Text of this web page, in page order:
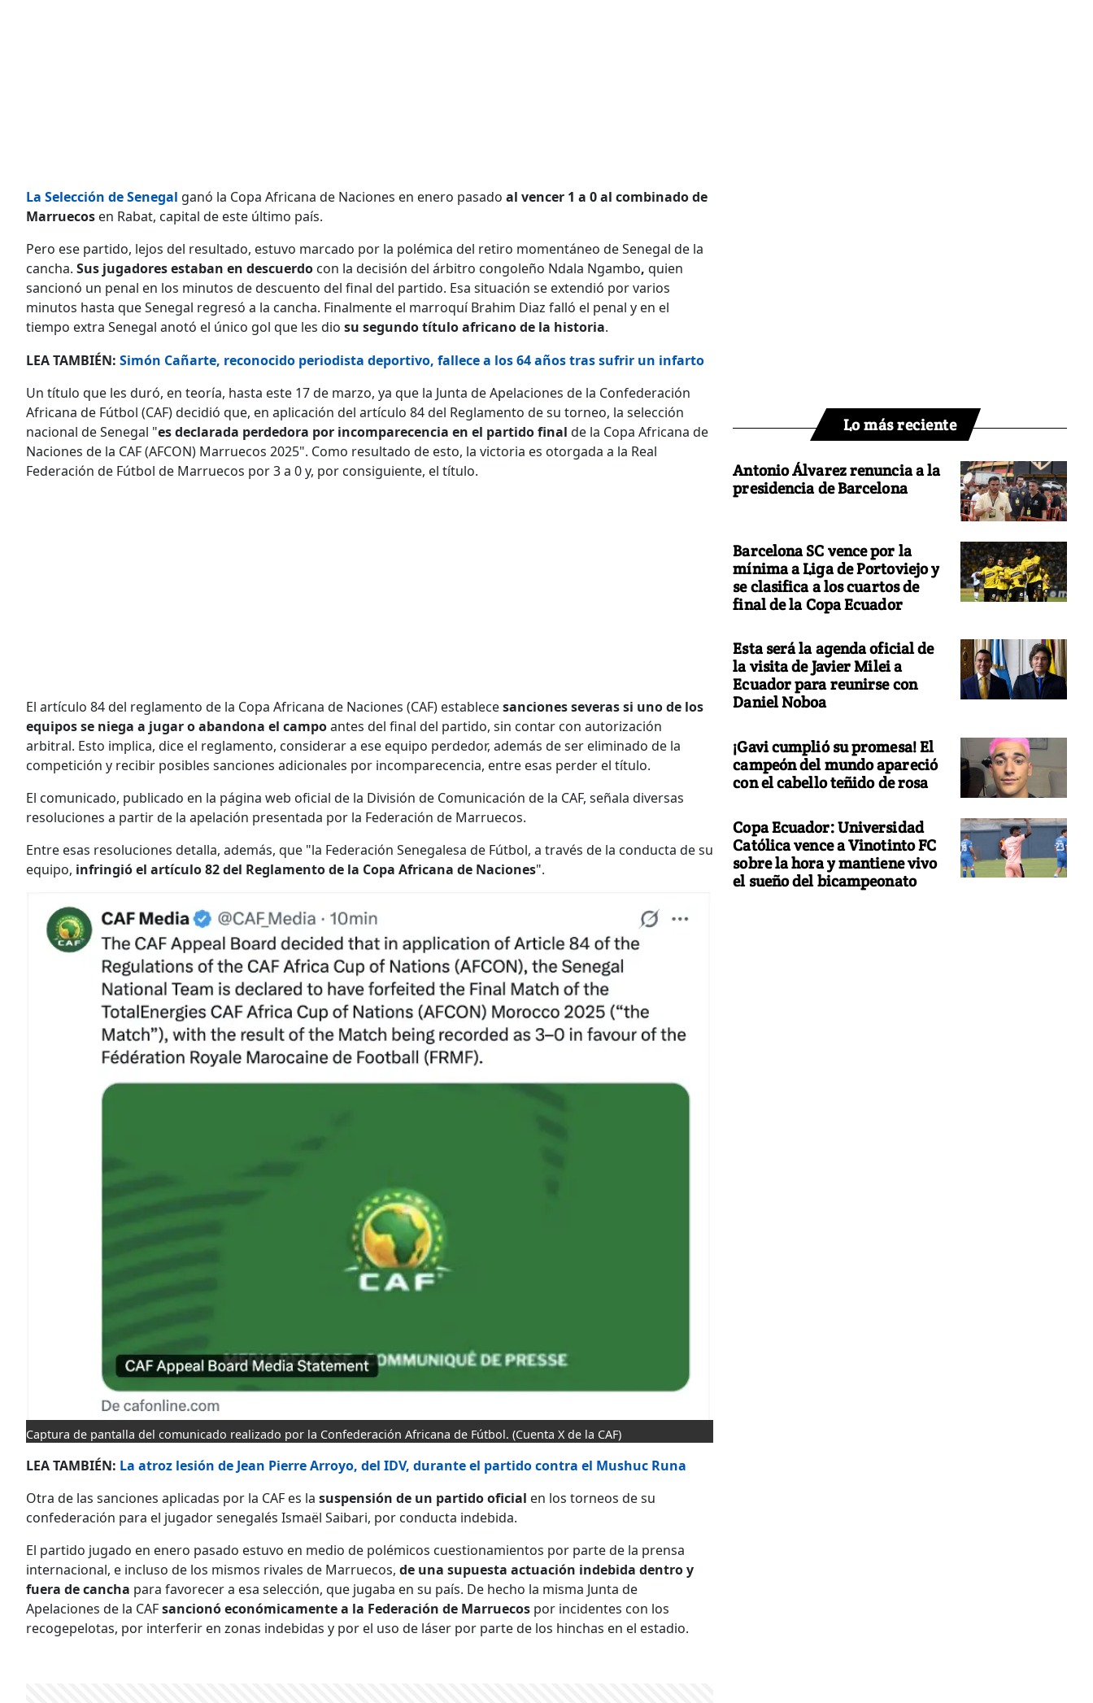
La Selección de Senegal ganó la Copa Africana de Naciones en enero pasado al vencer 1 a 0 al combinado de
Marruecos en Rabat, capital de este último país.
Pero ese partido, lejos del resultado, estuvo marcado por la polémica del retiro momentáneo de Senegal de la
cancha. Sus jugadores estaban en descuerdo con la decisión del árbitro congoleño Ndala Ngambo, quien
sancionó un penal en los minutos de descuento del final del partido. Esa situación se extendió por varios
minutos hasta que Senegal regresó a la cancha. Finalmente el marroquí Brahim Diaz falló el penal y en el
tiempo extra Senegal anotó el único gol que les dio su segundo título africano de la historia.
LEA TAMBIÉN: Simón Cañarte, reconocido periodista deportivo, fallece a los 64 años tras sufrir un infarto
Un título que les duró, en teoría, hasta este 17 de marzo, ya que la Junta de Apelaciones de la Confederación
Africana de Fútbol (CAF) decidió que, en aplicación del artículo 84 del Reglamento de su torneo, la selección
nacional de Senegal "es declarada perdedora por incomparecencia en el partido final de la Copa Africana de
Naciones de la CAF (AFCON) Marruecos 2025". Como resultado de esto, la victoria es otorgada a la Real
Federación de Fútbol de Marruecos por 3 a 0 y, por consiguiente, el título.
El artículo 84 del reglamento de la Copa Africana de Naciones (CAF) establecesanciones severas si uno de los
equipos se niega a jugar o abandona el campoantes del final del partido, sin contar con autorización
arbitral. Esto implica, dice el reglamento, considerar a ese equipo perdedor, además de ser eliminado de la
competición y recibir posibles sanciones adicionales por incomparecencia, entre esas perder el título.
El comunicado, publicado en la página web oficial de la División de Comunicación de la CAF, señala diversas
resoluciones a partir de la apelación presentada por la Federación de Marruecos.
Entre esas resoluciones detalla, además, que "la Federación Senegalesa de Fútbol, a través de la conducta de su
equipo, infringió el artículo 82 del Reglamento de la Copa Africana de Naciones".
Captura de pantalla del comunicado realizado por la Confederación Africana de Fútbol. (Cuenta X de la CAF)
LEA TAMBIÉN: La atroz lesión de Jean Pierre Arroyo, del IDV, durante el partido contra el Mushuc Runa
Otra de las sanciones aplicadas por la CAF es la suspensión de un partido oficial en los torneos de su
confederación para el jugador senegalés Ismaël Saibari, por conducta indebida.
El partido jugado en enero pasado estuvo en medio de polémicos cuestionamientos por parte de la prensa
internacional, e incluso de los mismos rivales de Marruecos, de una supuesta actuación indebida dentro y
fuera de cancha para favorecer a esa selección, que jugaba en su país. De hecho la misma Junta de
Apelaciones de la CAFsancionó económicamente a la Federación de Marruecos por incidentes con los
recogepelotas, por interferir en zonas indebidas y por el uso de láser por parte de los hinchas en el estadio.
Lo más reciente
Antonio Álvarez renuncia a la
presidencia de Barcelona
Barcelona SC vence por la
mínima a Liga de Portoviejo y
se clasifica a los cuartos de
final de la Copa Ecuador
Esta será la agenda oficial de
la visita de Javier Milei a
Ecuador para reunirse con
Daniel Noboa
¡Gavi cumplió su promesa! El
campeón del mundo apareció
con el cabello teñido de rosa
Copa Ecuador: Universidad
Católica vence a Vinotinto FC
sobre la hora y mantiene vivo
el sueño del bicampeonato